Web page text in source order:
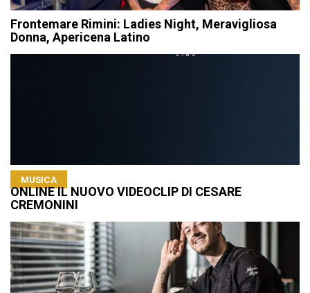
Frontemare Rimini: Ladies Night, Meravigliosa
Donna, Apericena Latino
MUSICA
ONLINE IL NUOVO VIDEOCLIP DI CESARE
CREMONINI